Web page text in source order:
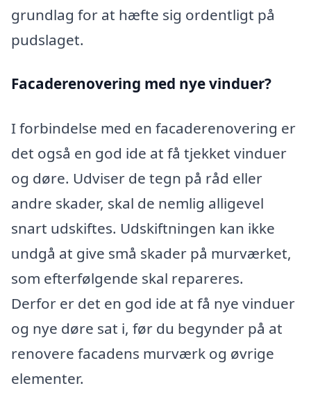
grundlag for at hæfte sig ordentligt på
pudslaget.
Facaderenovering med nye vinduer?
I forbindelse med en facaderenovering er
det også en god ide at få tjekket vinduer
og døre. Udviser de tegn på råd eller
andre skader, skal de nemlig alligevel
snart udskiftes. Udskiftningen kan ikke
undgå at give små skader på murværket,
som efterfølgende skal repareres.
Derfor er det en god ide at få nye vinduer
og nye døre sat i, før du begynder på at
renovere facadens murværk og øvrige
elementer.